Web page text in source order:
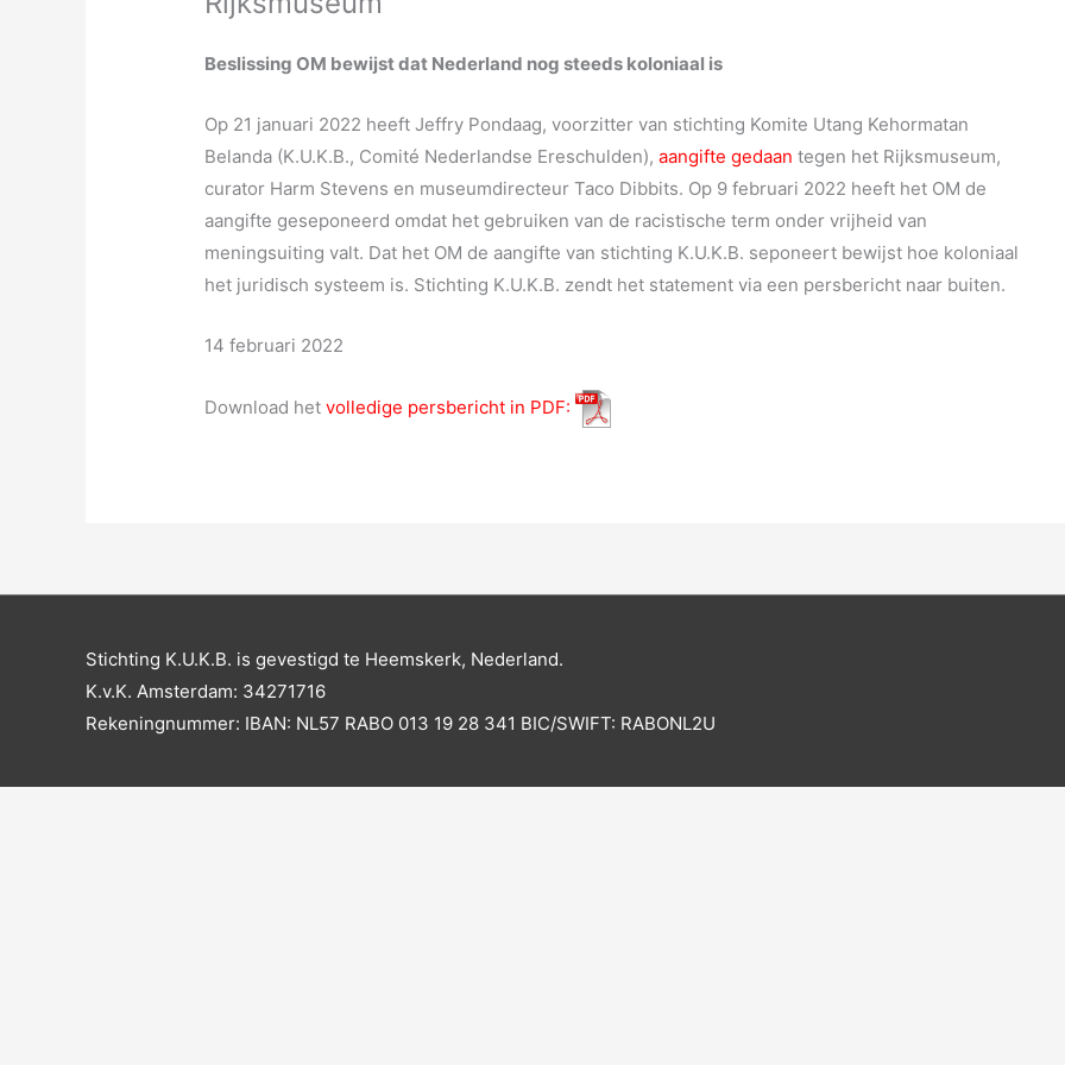
Beslissing OM bewijst dat Nederland nog steeds koloniaal is
Op 21 januari 2022 heeft Jeffry Pondaag, voorzitter van stichting Komite Utang Kehormatan
Belanda (K.U.K.B., Comité Nederlandse Ereschulden),aangifte gedaan tegen het Rijksmuseum,
curator Harm Stevens en museumdirecteur Taco Dibbits. Op 9 februari 2022 heeft het OM de
aangifte geseponeerd omdat het gebruiken van de racistische term onder vrijheid van
meningsuiting valt. Dat het OM de aangifte van stichting K.U.K.B. seponeert bewijst hoe koloniaal
het juridisch systeem is. Stichting K.U.K.B. zendt het statement via een persbericht naar buiten.
14 februari 2022
Download het volledige persbericht in PDF:
Stichting K.U.K.B. is gevestigd te Heemskerk, Nederland.
K.v.K. Amsterdam: 34271716
Rekeningnummer: IBAN: NL57 RABO 013 19 28 341 BIC/SWIFT: RABONL2U